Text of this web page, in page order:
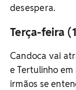
desespera.
Terça-feira
Candoca vai
e Tertulinho
irmãos se